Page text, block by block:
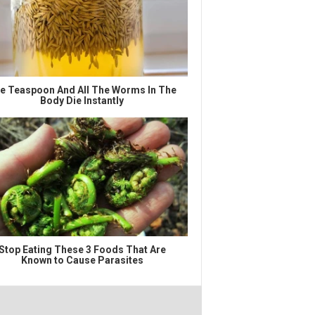
Teaspoon And All The Worms In The
Body Die Instantly
Eating These 3 Foods That Are
Known to Cause Parasites